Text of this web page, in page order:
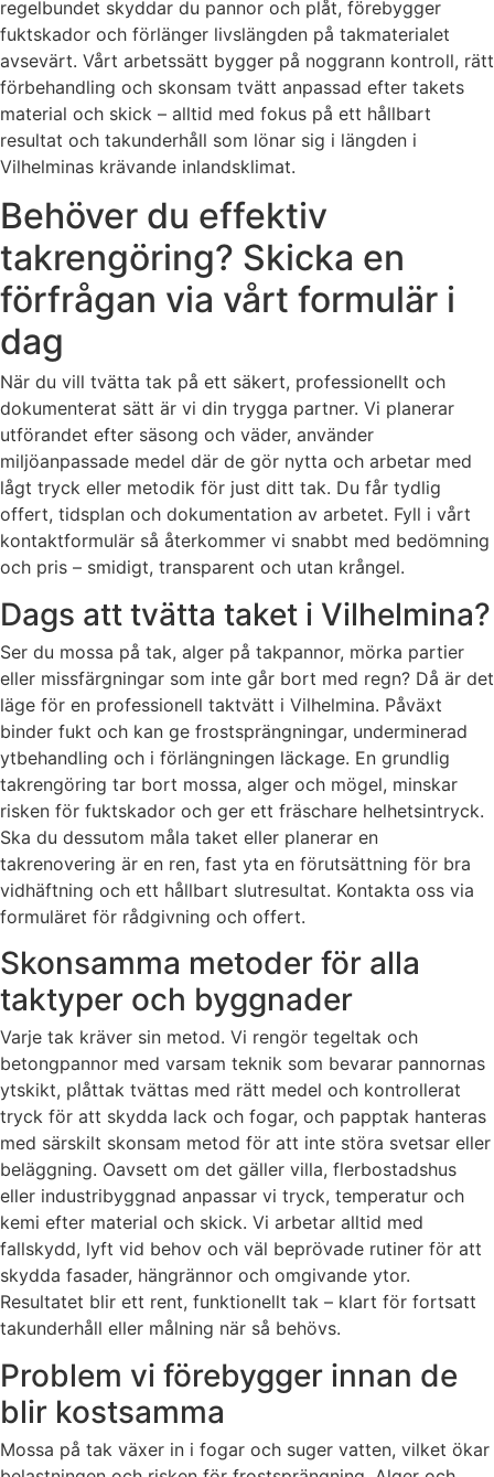
regelbundet skyddar du pannor och plåt, förebygger
fuktskador och förlänger livslängden på takmaterialet
avsevärt. Vårt arbetssätt bygger på noggrann kontroll, rätt
förbehandling och skonsam tvätt anpassad efter takets
material och skick – alltid med fokus på ett hållbart
resultat och takunderhåll som lönar sig i längden i
Vilhelminas krävande inlandsklimat.
Behöver du effektiv
takrengöring? Skicka en
förfrågan via vårt formulär i
dag
När du vill tvätta tak på ett säkert, professionellt och
dokumenterat sätt är vi din trygga partner. Vi planerar
utförandet efter säsong och väder, använder
miljöanpassade medel där de gör nytta och arbetar med
lågt tryck eller metodik för just ditt tak. Du får tydlig
offert, tidsplan och dokumentation av arbetet. Fyll i vårt
kontaktformulär så återkommer vi snabbt med bedömning
och pris – smidigt, transparent och utan krångel.
Dags att tvätta taket i Vilhelmina?
Ser du mossa på tak, alger på takpannor, mörka partier
eller missfärgningar som inte går bort med regn? Då är det
läge för en professionell taktvätt i Vilhelmina. Påväxt
binder fukt och kan ge frostsprängningar, underminerad
ytbehandling och i förlängningen läckage. En grundlig
takrengöring tar bort mossa, alger och mögel, minskar
risken för fuktskador och ger ett fräschare helhetsintryck.
Ska du dessutom måla taket eller planerar en
takrenovering är en ren, fast yta en förutsättning för bra
vidhäftning och ett hållbart slutresultat. Kontakta oss via
formuläret för rådgivning och offert.
Skonsamma metoder för alla
taktyper och byggnader
Varje tak kräver sin metod. Vi rengör tegeltak och
betongpannor med varsam teknik som bevarar pannornas
ytskikt, plåttak tvättas med rätt medel och kontrollerat
tryck för att skydda lack och fogar, och papptak hanteras
med särskilt skonsam metod för att inte störa svetsar eller
beläggning. Oavsett om det gäller villa, flerbostadshus
eller industribyggnad anpassar vi tryck, temperatur och
kemi efter material och skick. Vi arbetar alltid med
fallskydd, lyft vid behov och väl beprövade rutiner för att
skydda fasader, hängrännor och omgivande ytor.
Resultatet blir ett rent, funktionellt tak – klart för fortsatt
takunderhåll eller målning när så behövs.
Problem vi förebygger innan de
blir kostsamma
Mossa på tak växer in i fogar och suger vatten, vilket ökar